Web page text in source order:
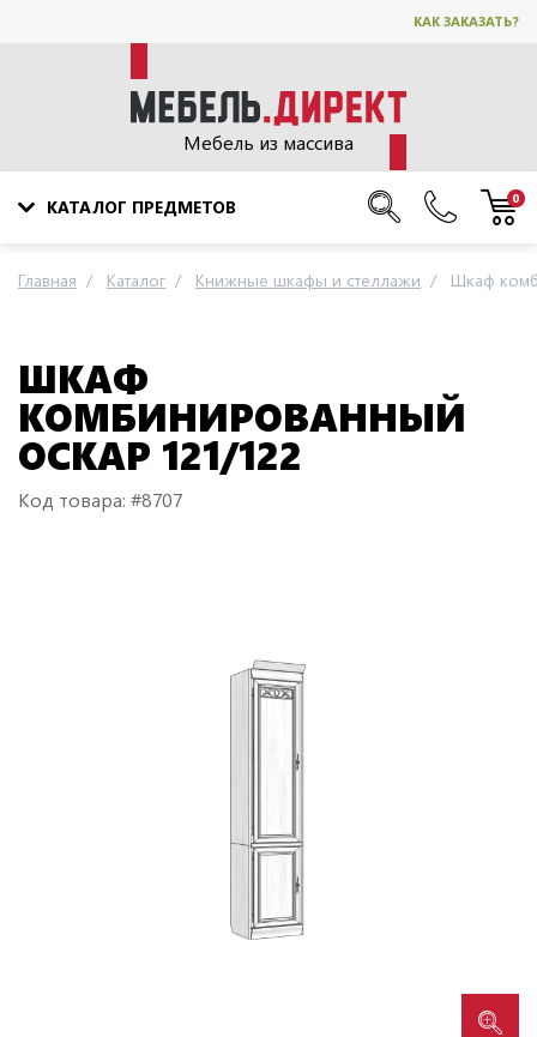
КАК ЗАКАЗАТЬ?
Мебель из массива
КАТАЛОГ ПРЕДМЕТОВ 0
Главная Каталог Книжные шкафы и стеллажи Шкаф
ШКАФ
КОМБИНИРОВАННЫЙ
ОСКАР 121/122
Код товара: #8707